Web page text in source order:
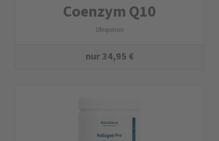
Coenzym Q10
Ubiquinon
nur34,95 €